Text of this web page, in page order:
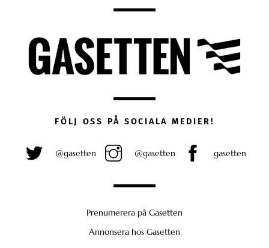
FÖLJ OSS PÅ SOCIALA MEDIER!
@gasetten @gasetten gasetten
Prenumerera på Gasetten
Annonsera hos Gasetten